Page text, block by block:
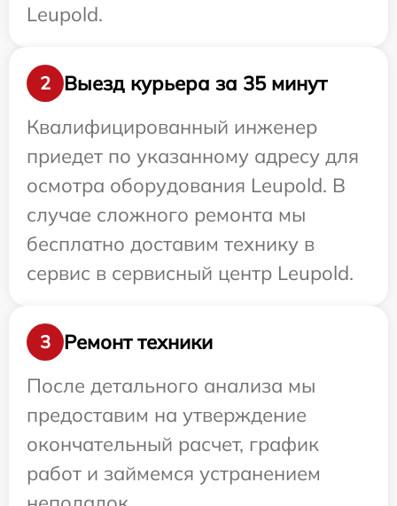
Leupold.
2
Выезд курьера за 35 минут
Квалифицированный инженер
приедет по указанному адресу для
осмотра оборудования Leupold. В
случае сложного ремонта мы
бесплатно доставим технику в
сервис в сервисный центр Leupold.
3
Ремонт техники
После детального анализа мы
предоставим на утверждение
окончательный расчет, график
работ и займемся устранением